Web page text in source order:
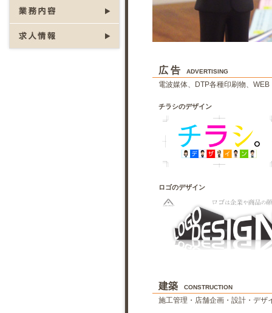
広 告 ADVERTISING
電波媒体、DTP各種印刷物、
チラシのデザイン
ロゴのデザイン
建築 CONSTRUCTION
施工管理・店舗企画・設計・デザ